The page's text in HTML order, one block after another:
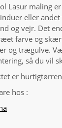
Lasur maling
eller
og vejr. Det
farve og
og trægulve.
så du vil
er
hos :